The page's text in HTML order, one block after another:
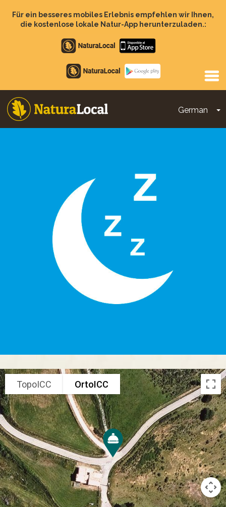
zumFür ein besseres mobiles Erlebnis empfehlen wir Ihnen,
die kostenlose lokale Natur-App herunterzuladen.:
Apple
store
Google
Play
German
Main
TopoICC OrtoICC